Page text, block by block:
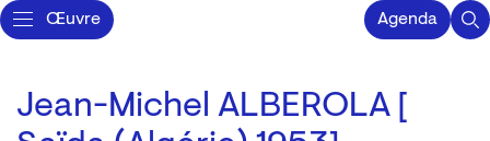
Œuvre Agenda
Jean-Michel ALBEROLA [